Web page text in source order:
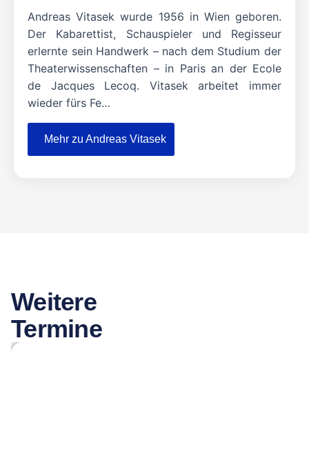
Andreas Vitasek wurde 1956 in Wien geboren.
Der Kabarettist, Schauspieler und Regisseur
erlernte sein Handwerk – nach dem Studium der
Theaterwissenschaften – in Paris an der Ecole
de Jacques Lecoq. Vitasek arbeitet immer
wieder fürs Fe…
Mehr zu Andreas Vitasek
Weitere
Termine